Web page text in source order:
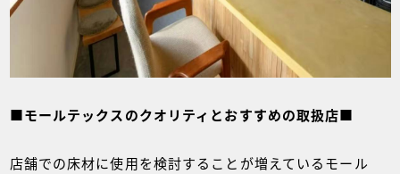
■モールテックスのクオリティとおすすめの取扱店■
店舗での床材に使用を検討することが増えているモール